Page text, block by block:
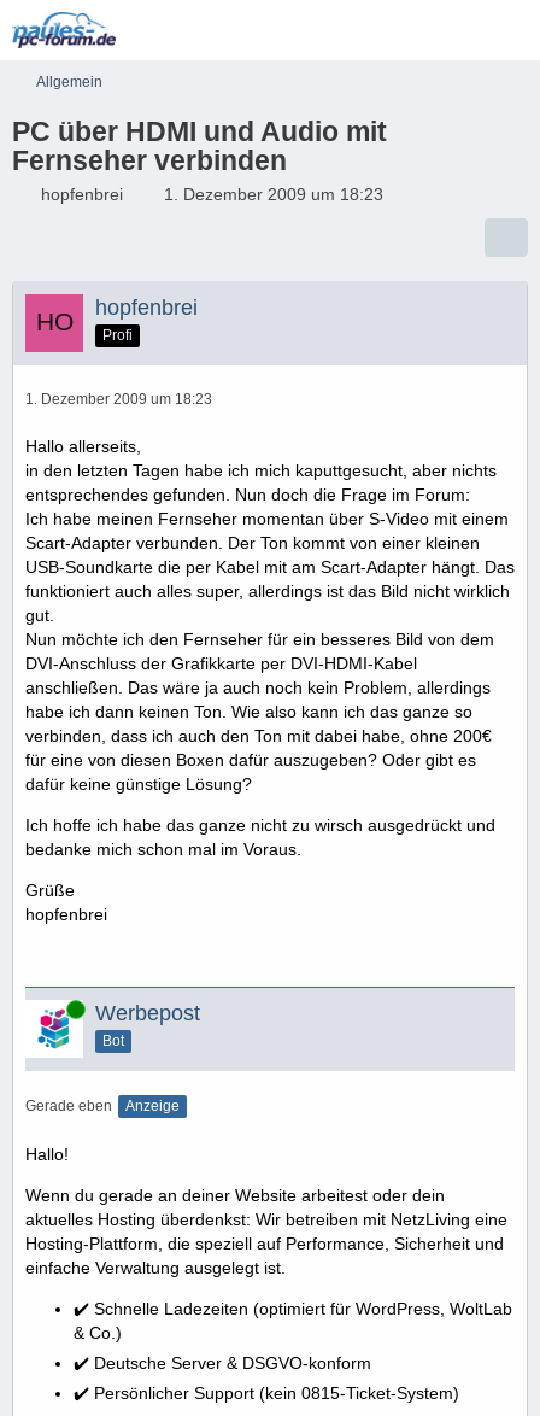
Allgemein
PC über HDMI und Audio mit
Fernseher verbinden
hopfenbrei 1. Dezember 2009 um 18:23
hopfenbrei
Profi
1. Dezember 2009 um 18:23
Hallo allerseits,
in den letzten Tagen habe ich mich kaputtgesucht, aber nichts
entsprechendes gefunden. Nun doch die Frage im Forum:
Ich habe meinen Fernseher momentan über S-Video mit einem
Scart-Adapter verbunden. Der Ton kommt von einer kleinen
USB-Soundkarte die per Kabel mit am Scart-Adapter hängt. Das
funktioniert auch alles super, allerdings ist das Bild nicht wirklich
gut.
Nun möchte ich den Fernseher für ein besseres Bild von dem
DVI-Anschluss der Grafikkarte per DVI-HDMI-Kabel
anschließen. Das wäre ja auch noch kein Problem, allerdings
habe ich dann keinen Ton. Wie also kann ich das ganze so
verbinden, dass ich auch den Ton mit dabei habe, ohne 200€
für eine von diesen Boxen dafür auszugeben? Oder gibt es
dafür keine günstige Lösung?
Ich hoffe ich habe das ganze nicht zu wirsch ausgedrückt und
bedanke mich schon mal im Voraus.
Grüße
hopfenbrei
Online Werbepost
Bot
Gerade eben Anzeige
Hallo!
Wenn du gerade an deiner Website arbeitest oder dein
aktuelles Hosting überdenkst: Wir betreiben mit NetzLiving eine
Hosting-Plattform, die speziell auf Performance, Sicherheit und
einfache Verwaltung ausgelegt ist.
✔️ Schnelle Ladezeiten (optimiert für WordPress, WoltLab
& Co.)
✔️ Deutsche Server & DSGVO-konform
✔️ Persönlicher Support (kein 0815-Ticket-System)